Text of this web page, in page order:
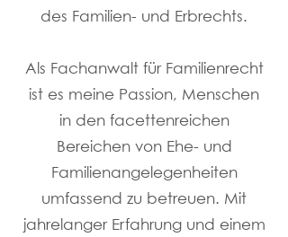
des Familien- und Erbrechts.
Als Fachanwalt für Familienrecht
ist es meine Passion, Menschen
in den facettenreichen
Bereichen von Ehe- und
Familienangelegenheiten
umfassend zu betreuen. Mit
jahrelanger Erfahrung und einem